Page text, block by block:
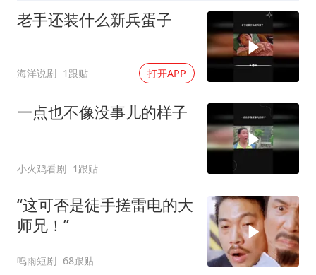
老手还装什么新兵蛋子
海洋说剧 1跟贴 打开APP
一点也不像没事儿的样子
小火鸡看剧 1跟贴
“这可否是徒手搓雷电的大
师兄！”
鸣雨短剧 68跟贴